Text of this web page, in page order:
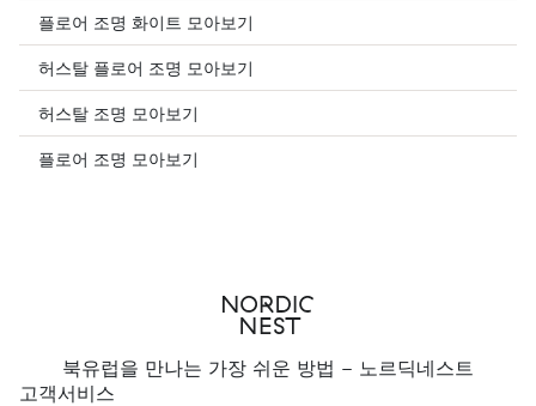
플로어 조명 화이트 모아보기
허스탈 플로어 조명 모아보기
허스탈 조명 모아보기
플로어 조명 모아보기
북유럽을 만나는 가장 쉬운 방법 - 노르딕네스트
고객서비스